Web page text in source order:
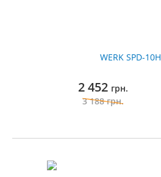
WERK SPD-10H
2 452 грн.
3 188грн.